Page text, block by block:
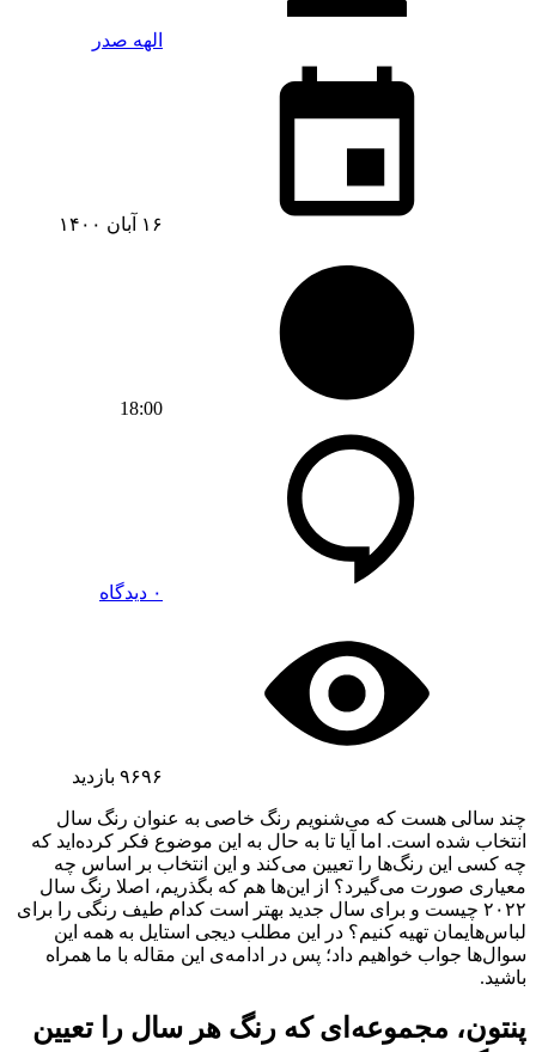
الهه صدر
۱۶ آبان ۱۴۰۰
18:00
۰ دیدگاه
۹۶۹۶ بازدید
چند سالی هست که می‌شنویم رنگ خاصی به عنوان رنگ سال
انتخاب شده است. اما آیا تا به حال به این موضوع فکر کرده‌اید که
چه کسی این رنگ‌ها را تعیین می‌کند و این انتخاب بر اساس چه
معیاری صورت می‌گیرد؟ از این‌ها هم که بگذریم، اصلا رنگ سال
۲۰۲۲ چیست و برای سال جدید بهتر است کدام طیف رنگی را برای
لباس‌هایمان تهیه کنیم؟ در این مطلب دیجی استایل به همه این
سوال‌ها جواب خواهیم داد؛ پس در ادامه‌ی این مقاله با ما همراه
باشید.
پنتون، مجموعه‌ای که رنگ هر سال را تعیین